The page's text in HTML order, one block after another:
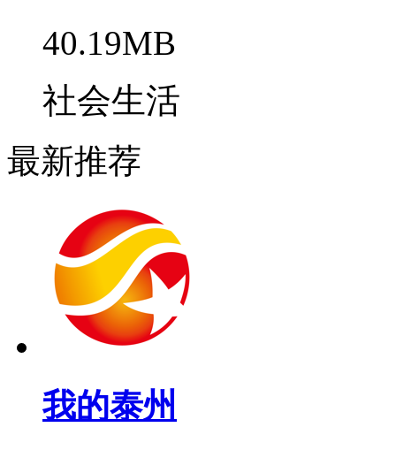
40.19MB
社会生活
最新推荐
我的泰州